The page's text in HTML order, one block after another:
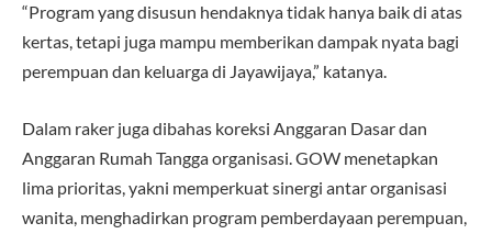
“Program yang disusun hendaknya tidak hanya baik di atas
kertas, tetapi juga mampu memberikan dampak nyata bagi
perempuan dan keluarga di Jayawijaya,” katanya.
Dalam raker juga dibahas koreksi Anggaran Dasar dan
Anggaran Rumah Tangga organisasi. GOW menetapkan
lima prioritas, yakni memperkuat sinergi antar organisasi
wanita, menghadirkan program pemberdayaan perempuan,